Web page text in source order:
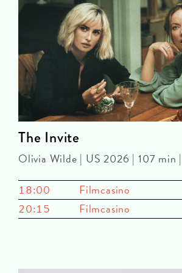
The Invite
Olivia Wilde | US 2026 | 107 min
18:00
Filmcasino
20:15
Filmcasino